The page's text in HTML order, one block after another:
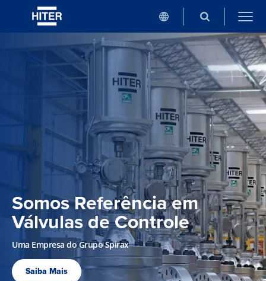
Somos Referência em
Válvulas de Controle
Uma Empresa do Grupo Spirax
Saiba Mais